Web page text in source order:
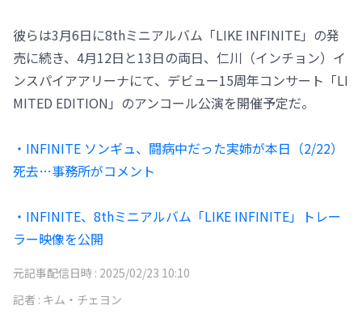
彼らは3月6日に8thミニアルバム「LIKE INFINITE」の発
売に続き、4月12日と13日の両日、仁川（インチョン）イ
ンスパイアアリーナにて、デビュー15周年コンサート「LI
MITED EDITION」のアンコール公演を開催予定だ。
・INFINITE ソンギュ、闘病中だった実姉が本日（2/22）
死去…事務所がコメント
・INFINITE、8thミニアルバム「LIKE INFINITE」トレー
ラー映像を公開
元記事配信日時 : 2025/02/23 10:10
記者 : キム・チェヨン